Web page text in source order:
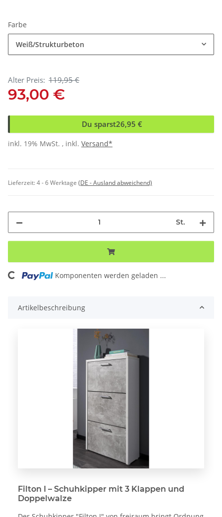
Farbe
Weiß/Strukturbeton
Alter Preis: 119,95 €
93,00 €
Du sparst26,95 €
inkl. 19% MwSt. , inkl. Versand*
Lieferzeit:4 - 6 Werktage (DE - Ausland abweichend)
St.
Loading... Komponenten werden geladen ...
Artikelbeschreibung
Filton I – Schuhkipper mit 3 Klappen und
Doppelwalze